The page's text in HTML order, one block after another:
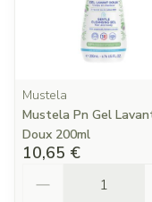
Mustela
Mustela Pn Gel
Doux 200ml
10,65 €